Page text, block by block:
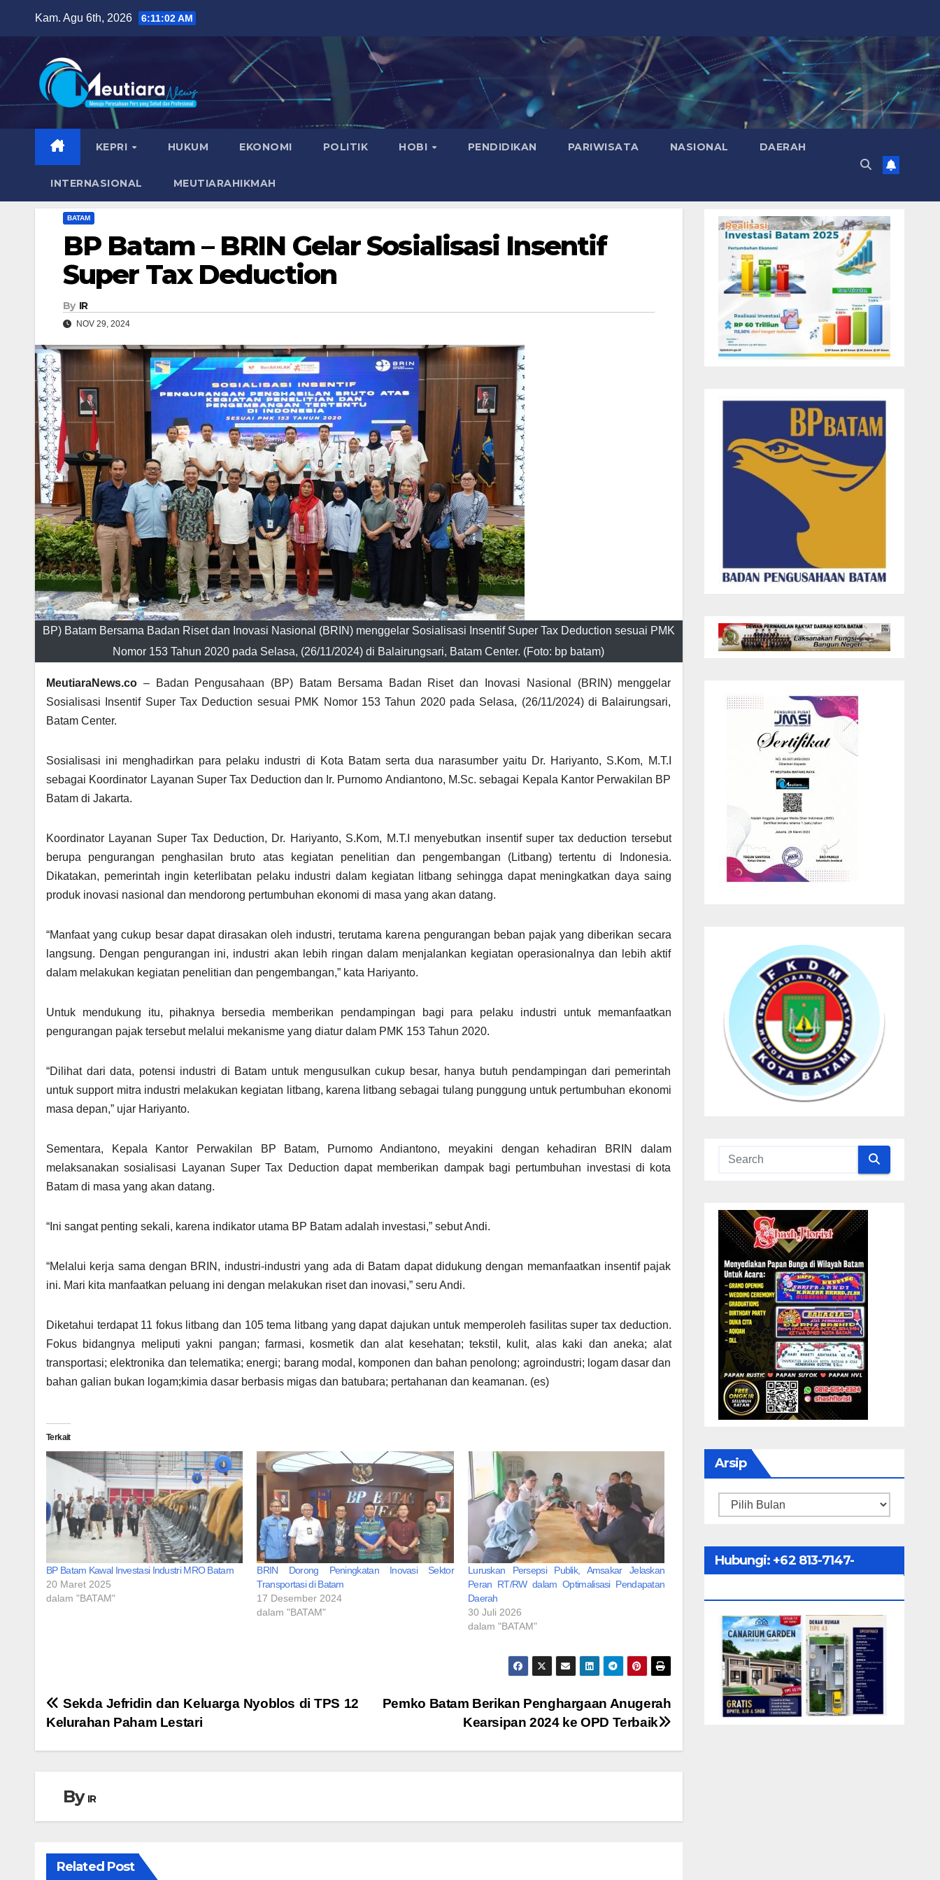
content
Kam. Agu 6th, 2026 6:11:03 AM
KEPRI HUKUM EKONOMI POLITIK HOBI PENDIDIKAN PARIWISATA NASIONAL DAERAH
INTERNASIONAL MEUTIARAHIKMAH
BATAM
BP Batam – BRIN Gelar Sosialisasi Insentif
Super Tax Deduction
By IR
NOV 29, 2024
BP) Batam Bersama Badan Riset dan Inovasi Nasional (BRIN) menggelar Sosialisasi Insentif Super Tax Deduction sesuai PMK
Nomor 153 Tahun 2020 pada Selasa, (26/11/2024) di Balairungsari, Batam Center. (Foto: bp batam)
MeutiaraNews.co – Badan Pengusahaan (BP) Batam Bersama Badan Riset dan Inovasi Nasional (BRIN) menggelar
Sosialisasi Insentif Super Tax Deduction sesuai PMK Nomor 153 Tahun 2020 pada Selasa, (26/11/2024) di Balairungsari,
Batam Center.
Sosialisasi ini menghadirkan para pelaku industri di Kota Batam serta dua narasumber yaitu Dr. Hariyanto, S.Kom, M.T.I
sebagai Koordinator Layanan Super Tax Deduction dan Ir. Purnomo Andiantono, M.Sc. sebagai Kepala Kantor Perwakilan BP
Batam di Jakarta.
Koordinator Layanan Super Tax Deduction, Dr. Hariyanto, S.Kom, M.T.I menyebutkan insentif super tax deduction tersebut
berupa pengurangan penghasilan bruto atas kegiatan penelitian dan pengembangan (Litbang) tertentu di Indonesia.
Dikatakan, pemerintah ingin keterlibatan pelaku industri dalam kegiatan litbang sehingga dapat meningkatkan daya saing
produk inovasi nasional dan mendorong pertumbuhan ekonomi di masa yang akan datang.
“Manfaat yang cukup besar dapat dirasakan oleh industri, terutama karena pengurangan beban pajak yang diberikan secara
langsung. Dengan pengurangan ini, industri akan lebih ringan dalam menjalankan kegiatan operasionalnya dan lebih aktif
dalam melakukan kegiatan penelitian dan pengembangan,” kata Hariyanto.
Untuk mendukung itu, pihaknya bersedia memberikan pendampingan bagi para pelaku industri untuk memanfaatkan
pengurangan pajak tersebut melalui mekanisme yang diatur dalam PMK 153 Tahun 2020.
“Dilihat dari data, potensi industri di Batam untuk mengusulkan cukup besar, hanya butuh pendampingan dari pemerintah
untuk support mitra industri melakukan kegiatan litbang, karena litbang sebagai tulang punggung untuk pertumbuhan ekonomi
masa depan,” ujar Hariyanto.
Sementara, Kepala Kantor Perwakilan BP Batam, Purnomo Andiantono, meyakini dengan kehadiran BRIN dalam
melaksanakan sosialisasi Layanan Super Tax Deduction dapat memberikan dampak bagi pertumbuhan investasi di kota
Batam di masa yang akan datang.
“Ini sangat penting sekali, karena indikator utama BP Batam adalah investasi,” sebut Andi.
“Melalui kerja sama dengan BRIN, industri-industri yang ada di Batam dapat didukung dengan memanfaatkan insentif pajak
ini. Mari kita manfaatkan peluang ini dengan melakukan riset dan inovasi,” seru Andi.
Diketahui terdapat 11 fokus litbang dan 105 tema litbang yang dapat dajukan untuk memperoleh fasilitas super tax deduction.
Fokus bidangnya meliputi yakni pangan; farmasi, kosmetik dan alat kesehatan; tekstil, kulit, alas kaki dan aneka; alat
transportasi; elektronika dan telematika; energi; barang modal, komponen dan bahan penolong; agroindustri; logam dasar dan
bahan galian bukan logam;kimia dasar berbasis migas dan batubara; pertahanan dan keamanan. (es)
Terkait
BP Batam Kawal Investasi Industri MRO Batam
20 Maret 2025
dalam "BATAM"
BRIN Dorong Peningkatan Inovasi Sektor
Transportasi di Batam
17 Desember 2024
dalam "BATAM"
Luruskan Persepsi Publik, Amsakar Jelaskan
Peran RT/RW dalam Optimalisasi Pendapatan
Daerah
30 Juli 2026
dalam "BATAM"
Navigasi
Pemko Batam Berikan Penghargaan Anugerah
Kearsipan 2024 ke OPD Terbaik
Sekda Jefridin dan Keluarga Nyoblos di TPS 12
Kelurahan Paham Lestari
By IR
Related Post
Arsip
Arsip
Hubungi: ‪+62 813-7147-